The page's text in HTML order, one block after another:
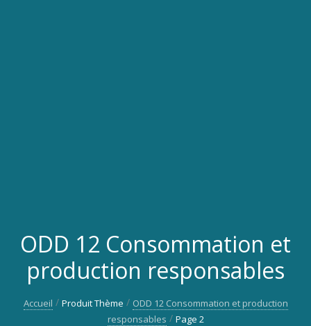
ODD 12 Consommation et
production responsables
Accueil Produit Thème
ODD 12 Consommation et production
responsables
Page 2